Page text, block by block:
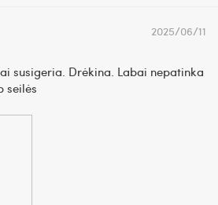
2025/06/11
susigeria. Drėkina. Labai nepatinka
seilės